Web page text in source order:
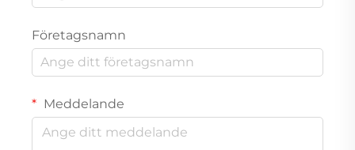
Företagsnamn
Meddelande